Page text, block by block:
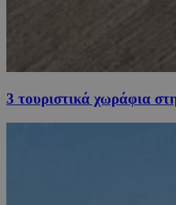
3 τουριστικά χωράφια